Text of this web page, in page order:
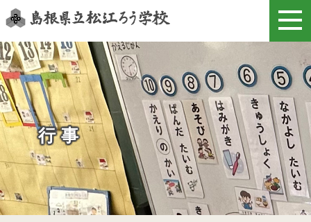
このページの本文へ
行事